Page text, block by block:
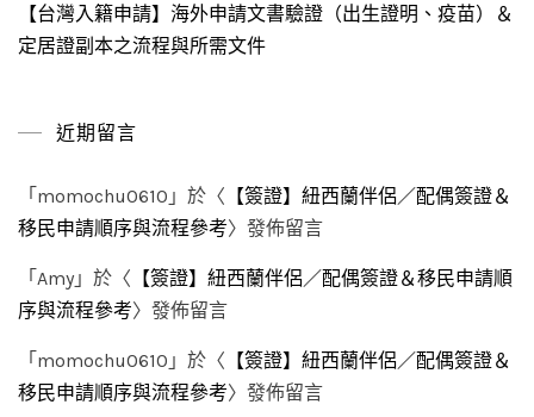
【台灣入籍申請】海外申請文書驗證（出生證明、疫苗）＆
定居證副本之流程與所需文件
近期留言
「 momochu0610 」於〈 【簽證】紐西蘭伴侶／配偶簽證＆
移民申請順序與流程參考〉發佈留言
「 Amy 」於〈 【簽證】紐西蘭伴侶／配偶簽證＆移民申請順
序與流程參考〉發佈留言
「 momochu0610 」於〈 【簽證】紐西蘭伴侶／配偶簽證＆
移民申請順序與流程參考〉發佈留言